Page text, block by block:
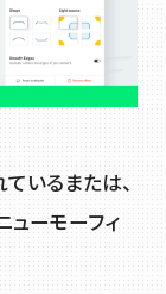
いるまたは、
ューモーフィ